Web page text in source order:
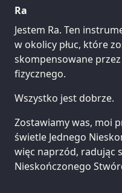
Ra
Jestem Ra. Ten
w okolicy płuc, które
skompensowane
fizycznego.
Wszystko jest dobrze.
Zostawiamy was, moi
świetle Jednego
więc naprzód, radując
Nieskończonego